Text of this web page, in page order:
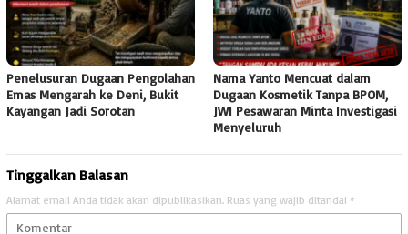
Penelusuran Dugaan Pengolahan
Emas Mengarah ke Deni, Bukit
Kayangan Jadi Sorotan
Nama Yanto Mencuat dalam
Dugaan Kosmetik Tanpa BPOM,
JWI Pesawaran Minta Investigasi
Menyeluruh
Tinggalkan Balasan
Alamat email Anda tidak akan dipublikasikan. Ruas yang wajib ditandai *